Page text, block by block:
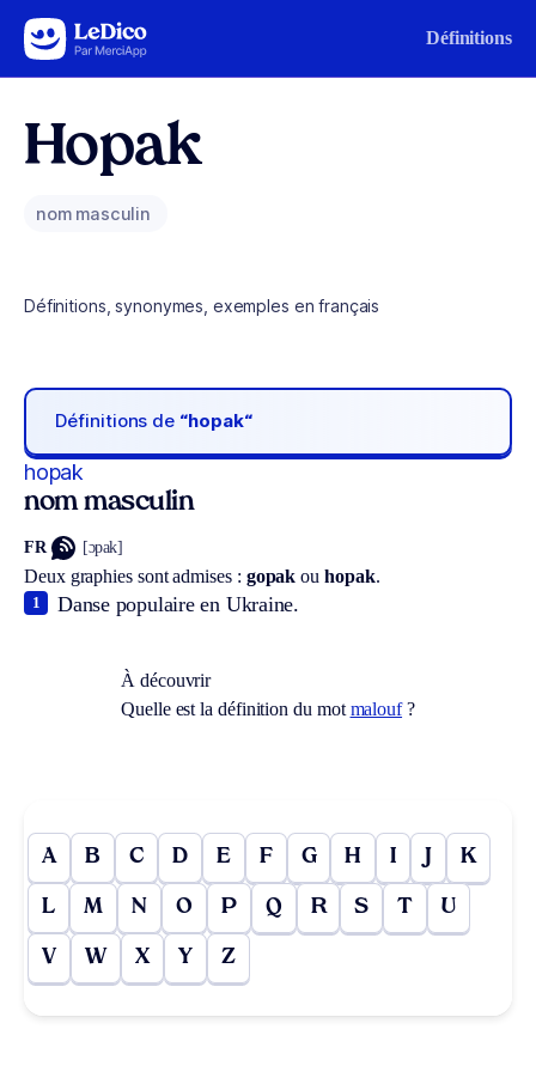
Aller au contenu Définitions
Hopak
nom masculin
Définitions, synonymes, exemples en français
Définitions de “hopak“
hopak
nom masculin
FR [ɔpak]
Deux graphies sont admises : gopakou hopak.
Danse populaire en Ukraine.
1
À découvrir
Quelle est la définition du mot malouf?
A B C D E F G H I J K
L M N O P Q R S T U
V W X Y Z